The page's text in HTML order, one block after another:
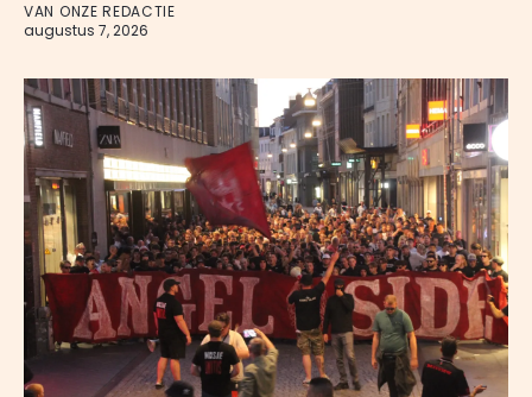
VAN ONZE REDACTIE
augustus 7, 2026